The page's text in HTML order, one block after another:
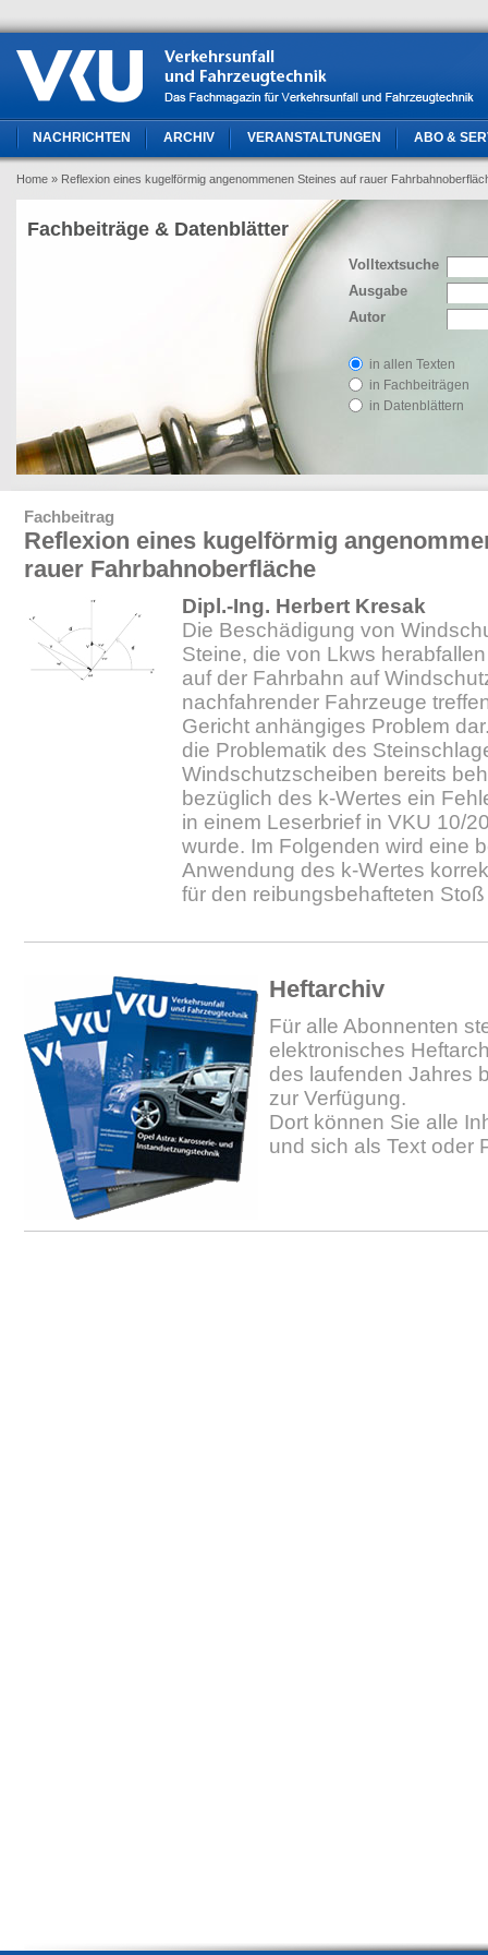
NACHRICHTEN ARCHIV VERANSTALTUNGEN ABO &
Home » Reflexion eines kugelförmig angenommenen Steines auf rauer
Volltextsuche
Ausgabe
Autor
in allen Texten
in Fachbeiträgen
in Datenblättern
Fachbeiträge & Datenblätter
Fachbeitrag
Reflexion eines kugelförmig
rauer Fahrbahnoberfläche
Dipl.-Ing. Herbert Kresak
Die Beschädigung von
Steine, die von Lkws
auf der Fahrbahn auf
nachfahrender Fahrzeuge
Gericht anhängiges Problem
die Problematik des
Windschutzscheiben bereits
bezüglich des k-Wertes ein
in einem Leserbrief in VKU 10/
wurde. Im Folgenden wird eine
Anwendung des k-Wertes
für den reibungsbehafteten
Heftarchiv
Für alle Abonnenten
elektronisches
des laufenden Jahres
zur Verfügung.
Dort können Sie alle
und sich als Text oder